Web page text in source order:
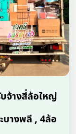
จ้างสี่ล้อใหญ่
บางพลี , 4ล้อ